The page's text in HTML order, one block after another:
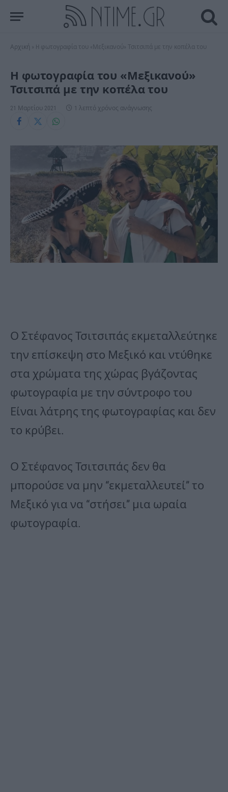
Αρχική H φωτογραφία του «Μεξικανού» Τσιτσιπά με την κοπέλα του
H φωτογραφία του «Μεξικανού»
Τσιτσιπά με την κοπέλα του
21 Μαρτίου 2021 1 λεπτό χρόνος ανάγνωσης
Ο Στέφανος Τσιτσιπάς εκμεταλλεύτηκε
την επίσκεψη στο Μεξικό και ντύθηκε
στα χρώματα της χώρας βγάζοντας
φωτογραφία με την σύντροφο του
Είναι λάτρης της φωτογραφίας και δεν
το κρύβει.
Ο Στέφανος Τσιτσιπάς δεν θα
μπορούσε να μην “εκμεταλλευτεί” το
Μεξικό για να “στήσει” μια ωραία
φωτογραφία.